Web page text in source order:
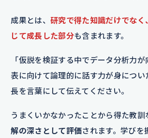
成果とは、 研究で得た知識だけでなく
じて成長した部分も含まれます。
「仮説を検証する中でデータ分析力
表に向けて論理的に話す力が身につい
長を言葉にして伝えてください。
うまくいかなかったことから得た教訓
解の深さとして評価されます。学びを